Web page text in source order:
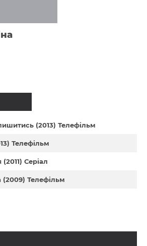
(2013) Телефільм
Телефільм
Серіал
Телефільм